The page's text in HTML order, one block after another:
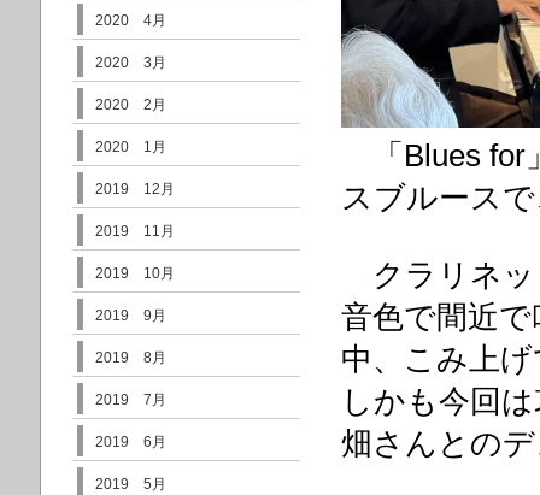
「Blues for
スブルース
クラリネッ
音色で間近
中、
こみ上
し かも今回
畑さんとの
2020 4月
2020 3月
2020 2月
2020 1月
2019 12月
2019 11月
2019 10月
2019 9月
2019 8月
2019 7月
2019 6月
2019 5月